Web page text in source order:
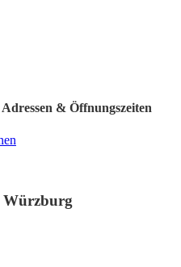
& Öffnungszeiten
Würzburg